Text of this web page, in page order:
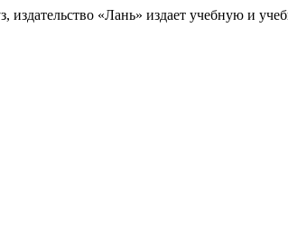
«Лань» издает учебную и